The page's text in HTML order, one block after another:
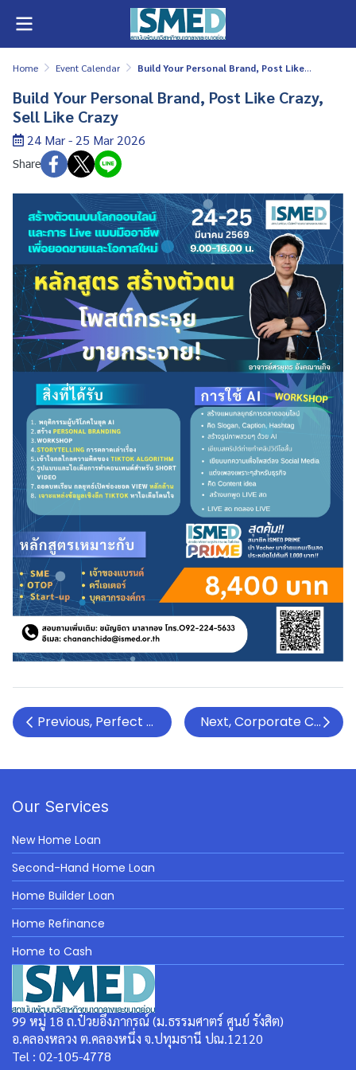
Home Event Calendar Build Your Personal Brand, Post Like Crazy, Sell Like Crazy
Build Your Personal Brand, Post Like Crazy,
Sell Like Crazy
24 Mar - 25 Mar 2026
Share
Previous, Perfect Marketing Strategy with the
Next, Corporate
Our Services
New Home Loan
Second-Hand Home Loan
Home Builder Loan
Home Refinance
Home to Cash
99 หมู่ 18 ถ.ป๋วยอึ๊งภากรณ์ (ม.ธรรมศาตร์ ศูนย์ รังสิต)
อ.คลองหลวง ต.คลองหนึ่ง จ.ปทุมธานี ปณ.12120
Tel : 02-105-4778